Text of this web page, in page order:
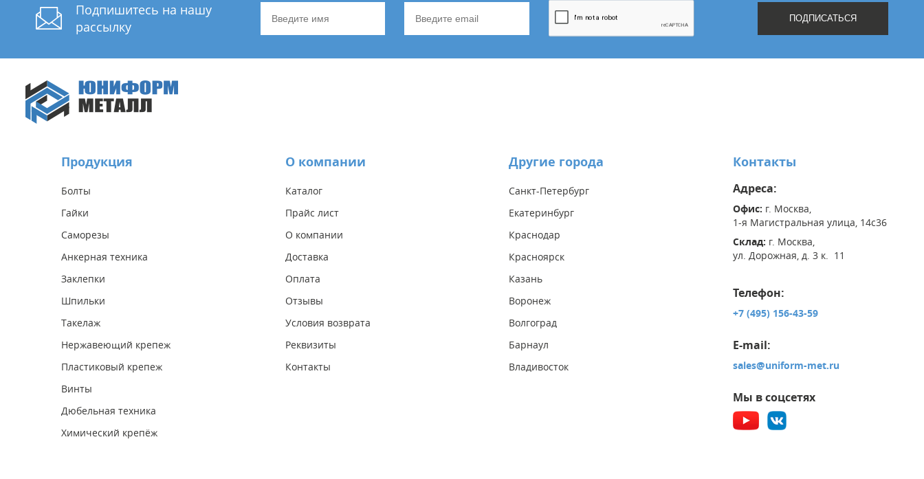
Подпишитесь на нашу
рассылку
Продукция
Болты
Гайки
Саморезы
Анкерная техника
Заклепки
Шпильки
Такелаж
Нержавеющий крепеж
Пластиковый крепеж
Винты
Дюбельная техника
Химический крепёж
О компании
Каталог
Прайс лист
О компании
Доставка
Оплата
Отзывы
Условия возврата
Реквизиты
Контакты
Другие города
Санкт-Петербург
Екатеринбург
Краснодар
Красноярск
Казань
Воронеж
Волгоград
Барнаул
Владивосток
Контакты
Адреса:
Офис: г. Москва,
1-я Магистральная улица, 14с36
Склад: г. Москва,
ул. Дорожная, д. 3 к. 11
Телефон:
+7 (495) 156-43-59
E-mail:
sales@uniform-met.ru
Мы в соцсетях